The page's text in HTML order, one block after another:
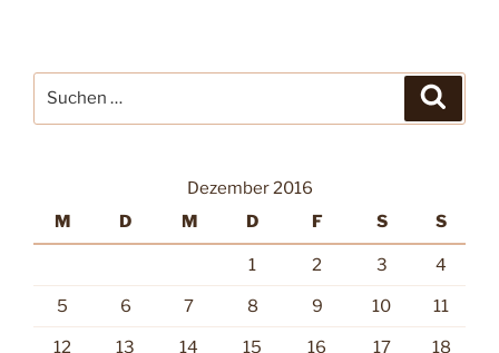
nach:
Dezember 2016
M
D M D F S S
1 2 3 4
5 6 7 8 9 10 11
12 13 14 15 16 17 18